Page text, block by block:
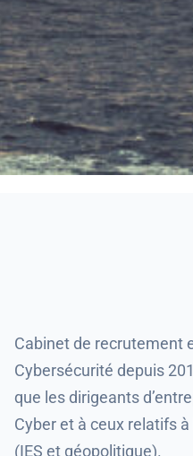
Cabinet de recrutement
Cybersécurité depuis
que les dirigeants
Cyber et à ceux relatifs
(IES et géopolitique).